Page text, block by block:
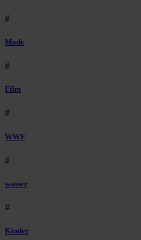
#
Mode
#
Film
#
WWF
#
wasser
#
Kinder